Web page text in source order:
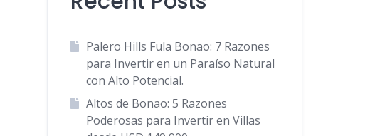
Palero Hills Fula Bonao: 7 Razones
para Invertir en un Paraíso Natural
con Alto Potencial.
Altos de Bonao: 5 Razones
Poderosas para Invertir en Villas